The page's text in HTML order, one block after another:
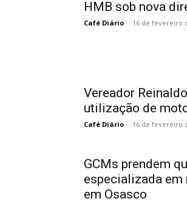
HMB sob nova
Café Diário - 16 de fevereiro
Vereador
utilização de
Café Diário - 16 de fevereiro
GCMs prendem
especializada em
em Osasco